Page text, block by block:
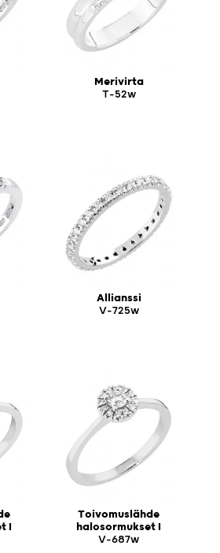
Merivirta
T-52w
Allianssi
V-725w
I
Toivomuslähde
halosormukset I
V-687w